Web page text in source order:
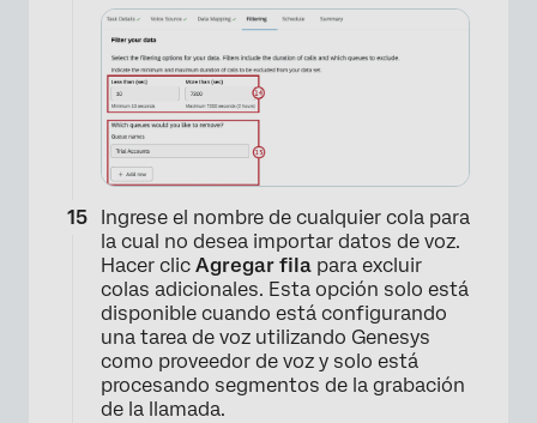
Ingrese el nombre de cualquier cola para
la cual no desea importar datos de voz.
Hacer clic Agregar fila para excluir
colas adicionales. Esta opción solo está
disponible cuando está configurando
una tarea de voz utilizando Genesys
como proveedor de voz y solo está
procesando segmentos de la grabación
de la llamada.